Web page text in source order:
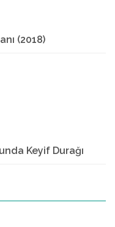
(2018)
Keyif Durağı